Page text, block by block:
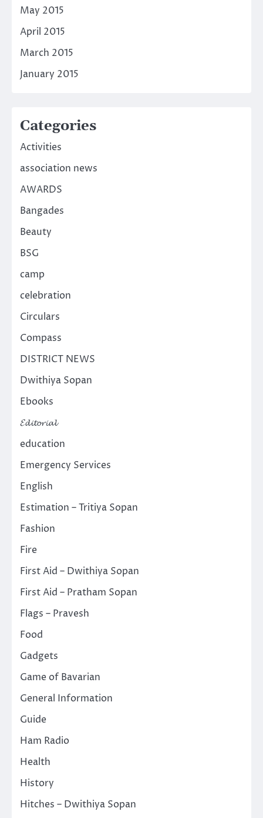
May 2015
April 2015
March 2015
January 2015
Categories
Activities
association news
AWARDS
Bangades
Beauty
BSG
camp
celebration
Circulars
Compass
DISTRICT NEWS
Dwithiya Sopan
Ebooks
𝓔𝓭𝓲𝓽𝓸𝓻𝓲𝓪𝓵
education
Emergency Services
English
Estimation – Tritiya Sopan
Fashion
Fire
First Aid – Dwithiya Sopan
First Aid – Pratham Sopan
Flags – Pravesh
Food
Gadgets
Game of Bavarian
General Information
Guide
Ham Radio
Health
History
Hitches – Dwithiya Sopan